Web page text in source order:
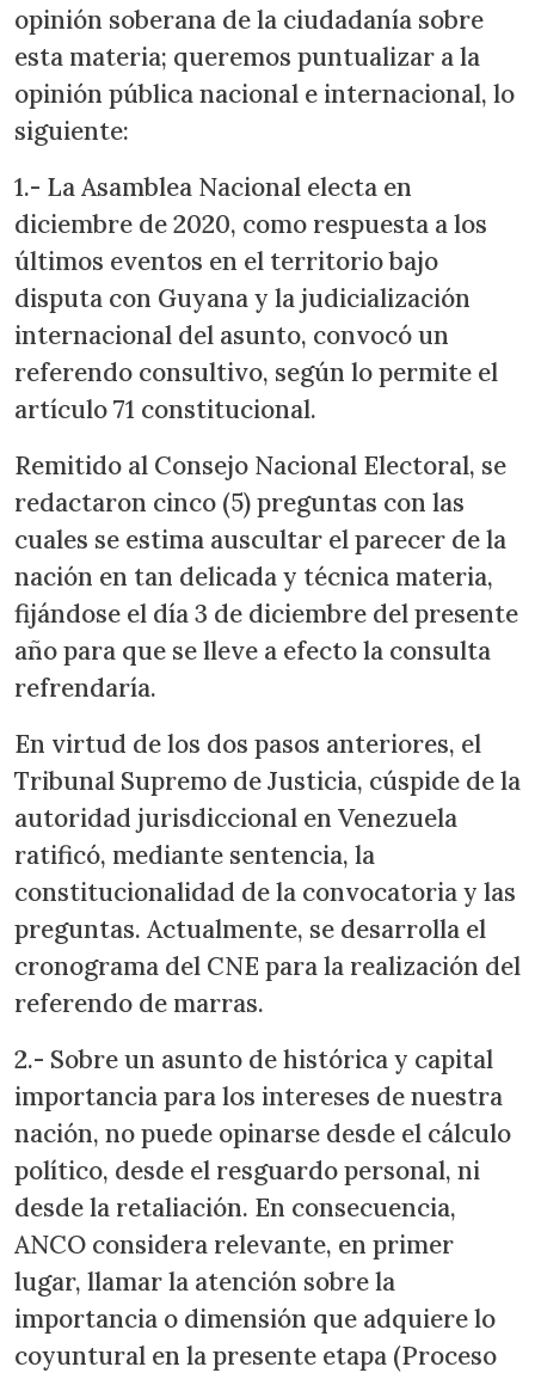
opinión soberana de la ciudadanía sobre
esta materia; queremos puntualizar a la
opinión pública nacional e internacional, lo
siguiente:
1.- La Asamblea Nacional electa en
diciembre de 2020, como respuesta a los
últimos eventos en el territorio bajo
disputa con Guyana y la judicialización
internacional del asunto, convocó un
referendo consultivo, según lo permite el
artículo 71 constitucional.
Remitido al Consejo Nacional Electoral, se
redactaron cinco (5) preguntas con las
cuales se estima auscultar el parecer de la
nación en tan delicada y técnica materia,
fijándose el día 3 de diciembre del presente
año para que se lleve a efecto la consulta
refrendaría.
En virtud de los dos pasos anteriores, el
Tribunal Supremo de Justicia, cúspide de la
autoridad jurisdiccional en Venezuela
ratificó, mediante sentencia, la
constitucionalidad de la convocatoria y las
preguntas. Actualmente, se desarrolla el
cronograma del CNE para la realización del
referendo de marras.
2.- Sobre un asunto de histórica y capital
importancia para los intereses de nuestra
nación, no puede opinarse desde el cálculo
político, desde el resguardo personal, ni
desde la retaliación. En consecuencia,
ANCO considera relevante, en primer
lugar, llamar la atención sobre la
importancia o dimensión que adquiere lo
coyuntural en la presente etapa (Proceso